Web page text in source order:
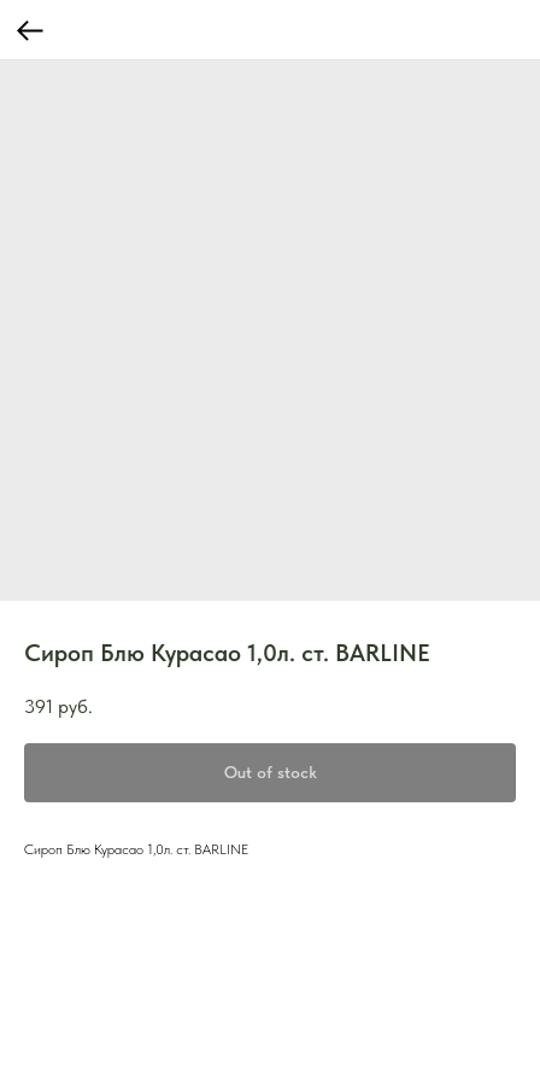
Сироп Блю Курасао 1,0л. ст. BARLINE
391 руб.
Out of stock
Сироп Блю Курасао 1,0л. ст. BARLINE